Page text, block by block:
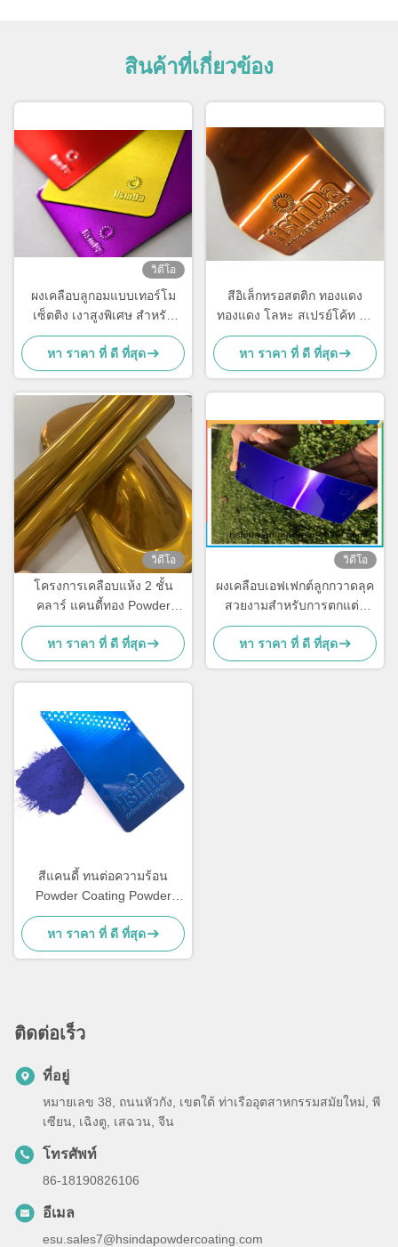
สินค้าที่เกี่ยวข้อง
วิดีโอ
ผงเคลือบลูกอมแบบเทอร์โม
เซ็ตติง เงาสูงพิเศษ สำหรับ
อุปกรณ์ออกกำลังกาย
หา ราคา ที่ ดี ที่สุด
สีอิเล็กทรอสตติก ทองแดง
ทองแดง โลหะ สเปรย์โค้ท โพ
ลิเอสเตอร์ Powder Coating
Clear
หา ราคา ที่ ดี ที่สุด
วิดีโอ
โครงการเคลือบแห้ง 2 ชั้น
คลาร์ แคนดี้ทอง Powder
Coating กันอากาศ โปร่งใสสูง
หา ราคา ที่ ดี ที่สุด
วิดีโอ
ผงเคลือบเอฟเฟกต์ลูกกวาดลุค
สวยงามสำหรับการตกแต่ง
โลหะ
หา ราคา ที่ ดี ที่สุด
สีแคนดี้ ทนต่อความร้อน
Powder Coating Powder
Paint สําหรับเครื่องประดับ
โลหะ
หา ราคา ที่ ดี ที่สุด
ติดต่อเร็ว
ที่อยู่
หมายเลข 38, ถนนหัวกัง, เขตใต้ ท่าเรืออุตสาหกรรมสมัยใหม่, พี
เซียน, เฉิงตู, เสฉวน, จีน
โทรศัพท์
86-18190826106
อีเมล
esu.sales7@hsindapowdercoating.com